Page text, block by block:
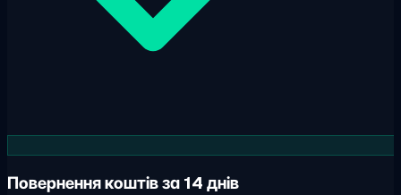
Повернення коштів за 14 днів